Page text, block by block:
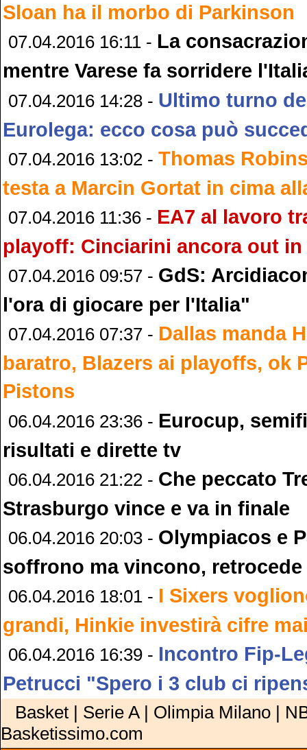
Sloan ha il morbo di Parkinson
07.04.2016 16:11 - La
mentre Varese fa sorridere
07.04.2016 14:28 - Ultimo turno
Eurolega: ecco cosa può
07.04.2016 13:02 - Thomas
testa a Marcin Gortat in cima
07.04.2016 11:36 - EA7 al lavoro
playoff: Cinciarini ancora out in
07.04.2016 09:57 - GdS:
l'ora di giocare per l'Italia"
07.04.2016 07:37 - Dallas manda
baratro, Blazers ai playoffs, ok
Pistons
06.04.2016 23:36 - Eurocup,
risultati e dirette tv
06.04.2016 21:22 - Che peccato
Strasburgo vince e va in finale
06.04.2016 20:03 - Olympiacos e
soffrono ma vincono, retrocede
06.04.2016 18:01 - I Sixers
grandi, Hinkie investirà cifre
06.04.2016 16:39 - Incontro Fip-
Petrucci "Spero i 3 club ci
Basket | Serie A | Olimpia Milano |
Basketissimo.com